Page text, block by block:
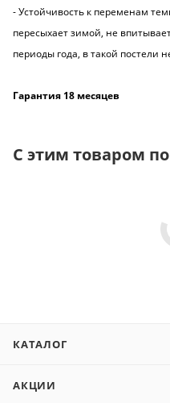
- Устойчивость к переменам
пересыхает зимой, не
периоды года, в такой постели
Гарантия 18 месяцев
С этим товаром
КАТАЛОГ
АКЦИИ